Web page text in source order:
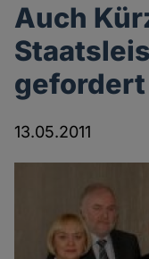
Auch
gefordert
13.05.2011